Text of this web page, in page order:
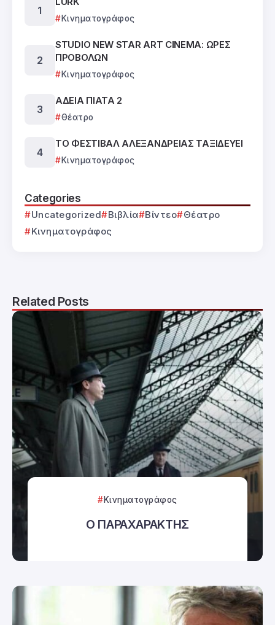
Κινηματογράφος
STUDIO NEW STAR ART CINEMA: ΩΡΕΣ
ΠΡΟΒΟΛΩΝ
Κινηματογράφος
ΑΔΕΙΑ ΠΙΑΤΑ 2
Θέατρο
ΤΟ ΦΕΣΤΙΒΑΛ ΑΛΕΞΑΝΔΡΕΙΑΣ ΤΑΞΙΔΕΥΕΙ
Κινηματογράφος
Categories
Uncategorized Βιβλία Βίντεο
Θέατρο
Κινηματογράφος
Related Posts
Κινηματογράφος
Ο ΠΑΡΑΧΑΡΑΚΤΗΣ